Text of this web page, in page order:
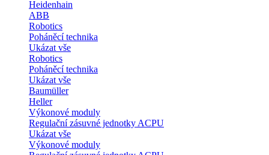
Heidenhain
ABB
Robotics
Poháněcí technika
Ukázat vše
Robotics
Poháněcí technika
Ukázat vše
Baumüller
Heller
Výkonové moduly
Regulační zásuvné jednotky ACPU
Ukázat vše
Výkonové moduly